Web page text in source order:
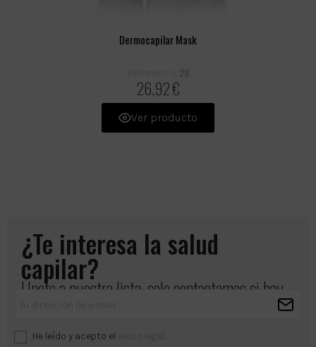
Dermocapilar Mask
Referencia: 28
26,92 €
Ver producto
¿Te interesa la salud
capilar?
Únete a nuestra lista, solo contactamos si hay
He leído y acepto el aviso legal .